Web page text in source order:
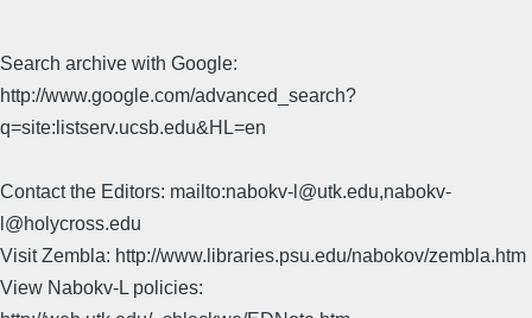
Search archive with Google:
http://www.google.com/advanced_search?
q=site:listserv.ucsb.edu&HL=en
Contact the Editors: mailto:nabokv-l@utk.edu,nabokv-
l@holycross.edu
Visit Zembla: http://www.libraries.psu.edu/nabokov/zembla.htm
View Nabokv-L policies: